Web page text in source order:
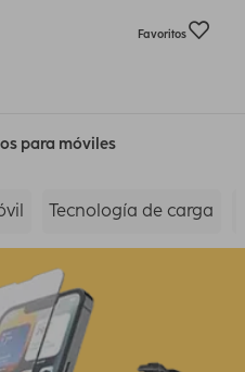
Favoritos
para móviles
Tecnología de carga